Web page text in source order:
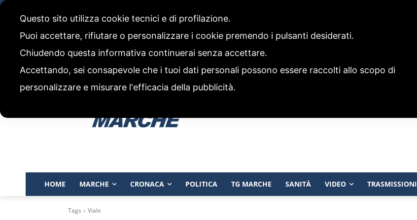
CODICE ETICO E POLITICA EDITORIALE
HOME MARCHE CRONACA POLITICA TG MARCHE SANITÀ VIDEO TRASMISSIONI
Tags Viale
Questo sito utilizza cookie tecnici e di profilazione.
Puoi accettare, rifiutare o personalizzare i cookie premendo i pulsanti desiderati.
Chiudendo questa informativa continuerai senza accettare.
Accettando, sei consapevole che i tuoi dati personali possono essere raccolti allo scopo di
personalizzare e misurare l'efficacia della pubblicità.